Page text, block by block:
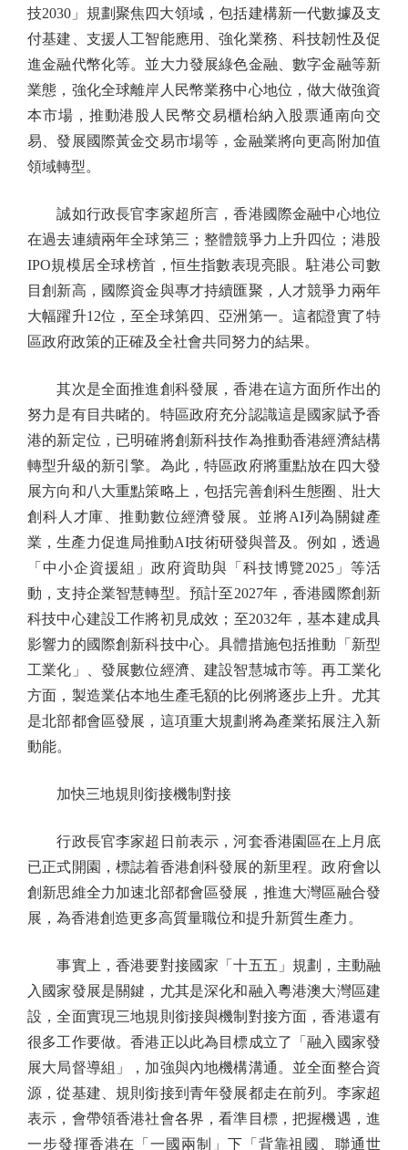
技2030」規劃聚焦四大領域，包括建構新一代數據及支
付基建、支援人工智能應用、強化業務、科技韌性及促
進金融代幣化等。並大力發展綠色金融、數字金融等新
業態，強化全球離岸人民幣業務中心地位，做大做強資
本市場，推動港股人民幣交易櫃枱納入股票通南向交
易、發展國際黃金交易市場等，金融業將向更高附加值
領域轉型。
誠如行政長官李家超所言，香港國際金融中心地位
在過去連續兩年全球第三；整體競爭力上升四位；港股
IPO規模居全球榜首，恒生指數表現亮眼。駐港公司數
目創新高，國際資金與專才持續匯聚，人才競爭力兩年
大幅躍升12位，至全球第四、亞洲第一。這都證實了特
區政府政策的正確及全社會共同努力的結果。
其次是全面推進創科發展，香港在這方面所作出的
努力是有目共睹的。特區政府充分認識這是國家賦予香
港的新定位，已明確將創新科技作為推動香港經濟結構
轉型升級的新引擎。為此，特區政府將重點放在四大發
展方向和八大重點策略上，包括完善創科生態圈、壯大
創科人才庫、推動數位經濟發展。並將AI列為關鍵產
業，生產力促進局推動AI技術研發與普及。例如，透過
「中小企資援組」政府資助與「科技博覽2025」等活
動，支持企業智慧轉型。預計至2027年，香港國際創新
科技中心建設工作將初見成效；至2032年，基本建成具
影響力的國際創新科技中心。具體措施包括推動「新型
工業化」、發展數位經濟、建設智慧城市等。再工業化
方面，製造業佔本地生產毛額的比例將逐步上升。尤其
是北部都會區發展，這項重大規劃將為產業拓展注入新
動能。
加快三地規則銜接機制對接
行政長官李家超日前表示，河套香港園區在上月底
已正式開園，標誌着香港創科發展的新里程。政府會以
創新思維全力加速北部都會區發展，推進大灣區融合發
展，為香港創造更多高質量職位和提升新質生產力。
事實上，香港要對接國家「十五五」規劃，主動融
入國家發展是關鍵，尤其是深化和融入粵港澳大灣區建
設，全面實現三地規則銜接與機制對接方面，香港還有
很多工作要做。香港正以此為目標成立了「融入國家發
展大局督導組」，加強與內地機構溝通。並全面整合資
源，從基建、規則銜接到青年發展都走在前列。李家超
表示，會帶領香港社會各界，看準目標，把握機遇，進
一步發揮香港在「一國兩制」下「背靠祖國、聯通世